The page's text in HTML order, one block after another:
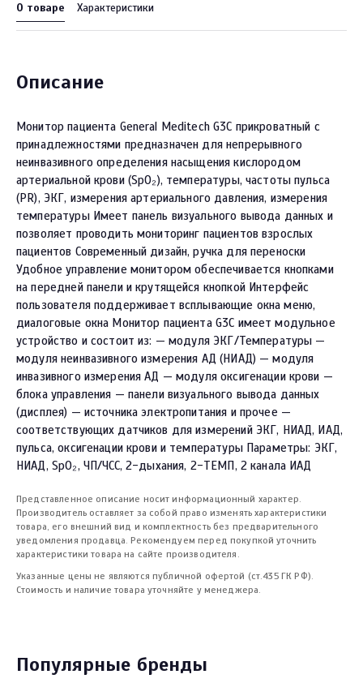
О товаре Характеристики
Описание
Монитор пациента General Meditech G3C прикроватный с
принадлежностями предназначен для непрерывного
неинвазивного определения насыщения кислородом
артериальной крови (SpO₂), температуры, частоты пульса
(PR), ЭКГ, измерения артериального давления, измерения
температуры Имеет панель визуального вывода данных и
позволяет проводить мониторинг пациентов взрослых
пациентов Современный дизайн, ручка для переноски
Удобное управление монитором обеспечивается кнопками
на передней панели и крутящейся кнопкой Интерфейс
пользователя поддерживает всплывающие окна меню,
диалоговые окна Монитор пациента G3C имеет модульное
устройство и состоит из: — модуля ЭКГ/Температуры —
модуля неинвазивного измерения АД (НИАД) — модуля
инвазивного измерения АД — модуля оксигенации крови —
блока управления — панели визуального вывода данных
(дисплея) — источника электропитания и прочее —
соответствующих датчиков для измерений ЭКГ, НИАД, ИАД,
пульса, оксигенации крови и температуры Параметры: ЭКГ,
НИАД, SpO₂, ЧП/ЧСС, 2-дыхания, 2-ТЕМП, 2 канала ИАД
Представленное описание носит информационный характер.
Производитель оставляет за собой право изменять характеристики
товара, его внешний вид и комплектность без предварительного
уведомления продавца. Рекомендуем перед покупкой уточнить
характеристики товара на сайте производителя.
Указанные цены не являются публичной офертой (ст.435 ГК РФ).
Стоимость и наличие товара уточняйте у менеджера.
Популярные бренды